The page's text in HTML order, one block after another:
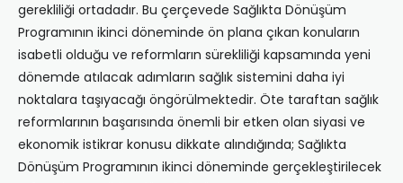
gerekliliği ortadadır. Bu çerçevede Sağlıkta Dönüşüm
Programının ikinci döneminde ön plana çıkan konuların
isabetli olduğu ve reformların sürekliliği kapsamında yeni
dönemde atılacak adımların sağlık sistemini daha iyi
noktalara taşıyacağı öngörülmektedir. Öte taraftan sağlık
reformlarının başarısında önemli bir etken olan siyasi ve
ekonomik istikrar konusu dikkate alındığında; Sağlıkta
Dönüşüm Programının ikinci döneminde gerçekleştirilecek